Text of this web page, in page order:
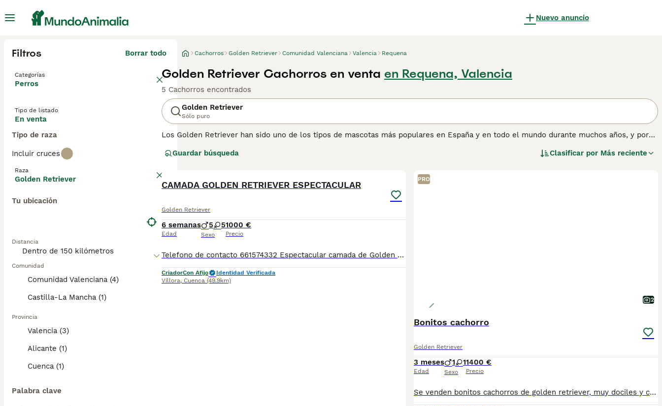
Nuevo anuncio
Filtros Borrar todo
Categorías
Perros
Tipo de listado
En venta
Tipo de raza
Incluir cruces
Raza
Golden Retriever
Tu ubicación
Distancia
Comunidad
Comunidad Valenciana (4)
Castilla-La Mancha (1)
Provincia
Valencia (3)
Alicante (1)
Cuenca (1)
Palabra clave
Cachorros Golden Retriever Comunidad Valenciana Valencia Requena
Golden Retriever Cachorros en venta en Requena, Valencia
5 Cachorros encontrados
Golden Retriever
Sólo puro
Los Golden Retriever han sido uno de los tipos de mascotas más populares en España y en todo el mundo durante muchos años, y por
entrenamiento, los convierte en la elección perfecta como perros de familia. Muchos Golden Retrievers todavía se ven en el campo
Lee nuestrapágina de consejos de compra de Golden Retriever para obtener información sobre esta raza de perro.
Guardar búsqueda Clasificar por Más reciente
CAMADA GOLDEN RETRIEVER ESPECTACULAR
Golden Retriever
6 semanas
Edad
5 5
Sexo
1000 €
Precio
Telefono de contacto 661574332 Espectacular camada de Golden Retriever. Padres con excelente pedigree LOE. Se entregan con vacunacion y desparasitacion al dia, cartilla sanitaria, pasaporte y microchip. Hacemos contrato de reserva y contrato de compraventa. Entregamos los cachorros con una garantia virica de 7 dias y una garantia congenita de 1 año, todo por escrito. Posibilidad de venir a verlos sin compromiso.
CriadorCon Afijo
Identidad Verificada
Víllora, Cuenca (49.9km)
PRO
2
Bonitos cachorro
Golden Retriever
3 meses
Edad
1 1
Sexo
1400 €
Precio
Se venden bonitos cachorros de golden retriever, muy dociles y cariñosos. Se entregan con todas las vacunas, chip y pasaporte.